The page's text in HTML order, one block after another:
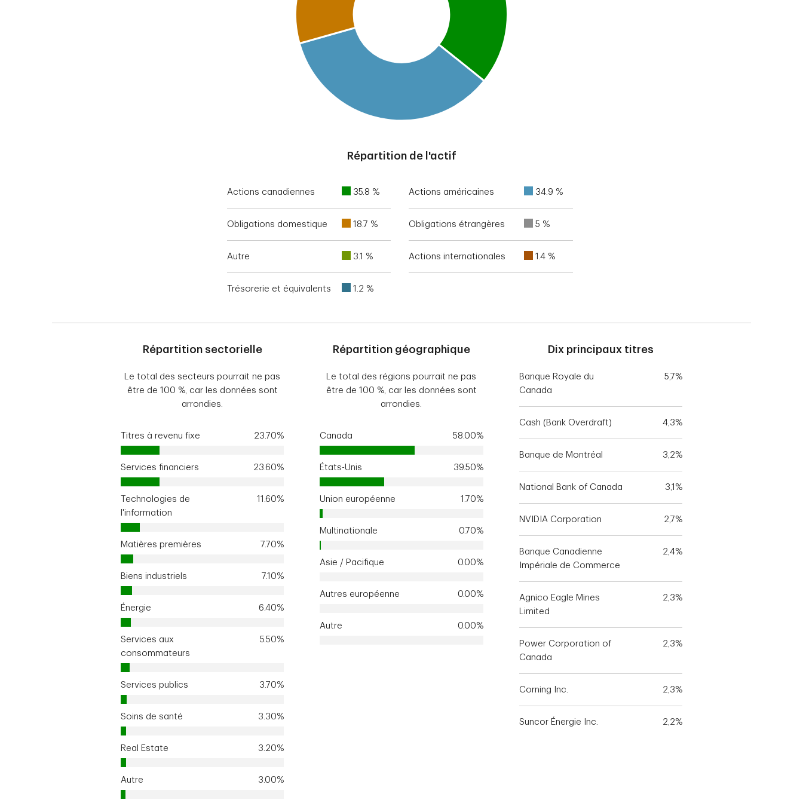
Répartition de l'actif
Actions canadiennes 35.8 % Actions américaines 34.9 %
Obligations domestique 18.7 % Obligations étrangères 5 %
Autre 3.1 % Actions internationales 1.4 %
Trésorerie et équivalents 1.2 %
Répartition sectorielle
Le total des secteurs pourrait ne pas
être de 100 %, car les données sont
arrondies.
Titres à revenu fixe 23.70%
Services financiers 23.60%
Technologies de
l'information
11.60%
Matières premières 7.70%
Biens industriels 7.10%
Énergie 6.40%
Services aux
consommateurs
5.50%
Services publics 3.70%
Soins de santé 3.30%
Real Estate 3.20%
Autre 3.00%
Répartition géographique
Le total des régions pourrait ne pas
être de 100 %, car les données sont
arrondies.
Canada 58.00%
États-Unis 39.50%
Union européenne 1.70%
Multinationale 0.70%
Asie / Pacifique 0.00%
Autres européenne 0.00%
Autre 0.00%
Dix principaux titres
Banque Royale du
Canada
5,7%
Cash (Bank Overdraft) 4,3%
Banque de Montréal 3,2%
National Bank of Canada 3,1%
NVIDIA Corporation 2,7%
Banque Canadienne
Impériale de Commerce
2,4%
Agnico Eagle Mines
Limited
2,3%
Power Corporation of
Canada
2,3%
Corning Inc. 2,3%
Suncor Énergie Inc. 2,2%